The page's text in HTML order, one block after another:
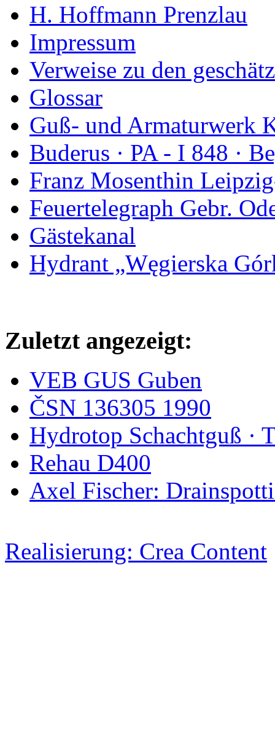
H. Hoffmann Prenzlau
Impressum
Verweise zu den
Glossar
Guß- und Armaturwerk
Buderus · PA - I 848 ·
Franz Mosenthin
Feuertelegraph Gebr.
Gästekanal
Hydrant „Węgierska
Zuletzt angezeigt:
VEB GUS Guben
ČSN 136305 1990
Hydrotop Schachtguß ·
Rehau D400
Axel Fischer:
Realisierung: Crea Content